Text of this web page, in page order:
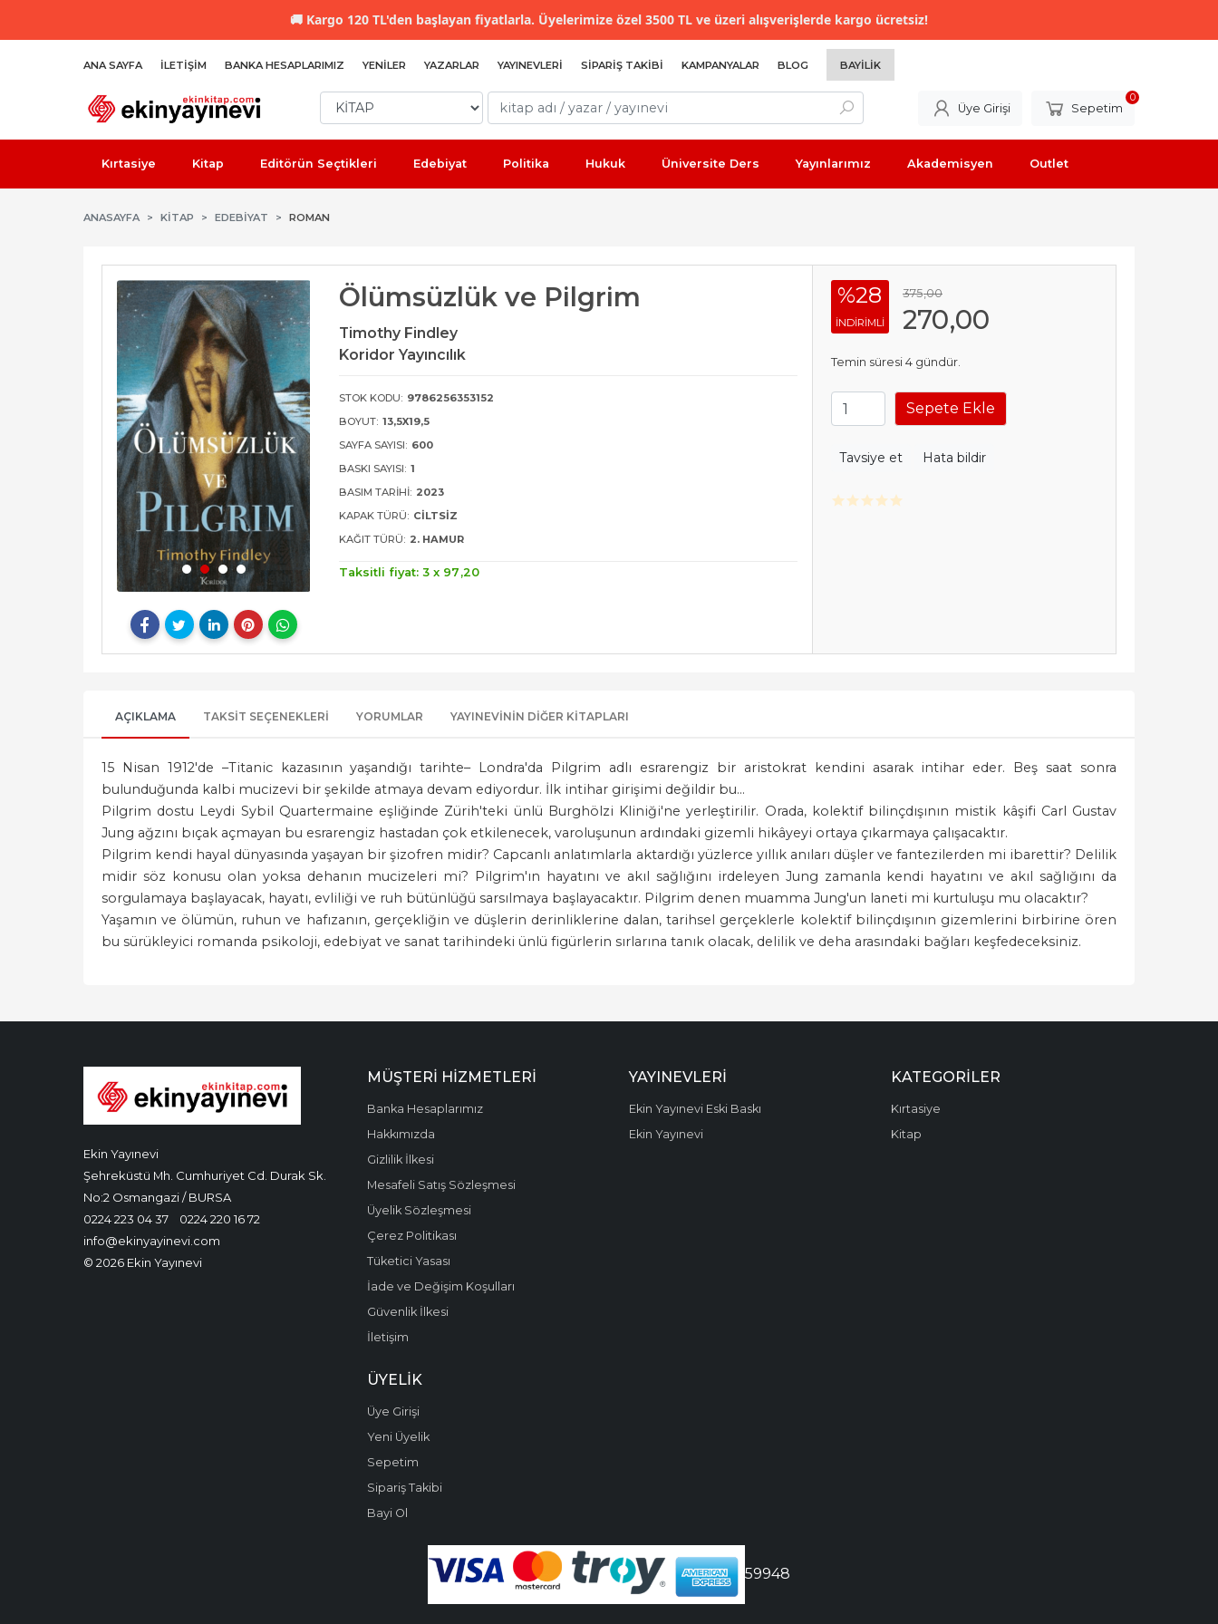
🚚 Kargo 120 TL'den başlayan fiyatlarla. Üyelerimize özel 3500 TL ve üzeri alışverişlerde kargo ücretsiz!
ANA SAYFA İLETIŞIM BANKA HESAPLARIMIZ YENILER YAZARLAR YAYINEVLERI SIPARIŞ TAKIBI KAMPANYALAR BLOG BAYILIK
Üye Girişi Sepetim
0
Kırtasiye Kitap Editörün Seçtikleri Edebiyat Politika Hukuk Üniversite Ders Yayınlarımız Akademisyen Outlet
ANASAYFA KİTAP EDEBIYAT ROMAN
Ölümsüzlük ve Pilgrim
Timothy Findley
Koridor Yayıncılık
STOK KODU: 9786256353152
BOYUT: 13,5X19,5
SAYFA SAYISI: 600
BASKI SAYISI: 1
BASIM TARIHI: 2023
KAPAK TÜRÜ: CILTSIZ
KAĞIT TÜRÜ: 2. HAMUR
Taksitli fiyat: 3 x 97 ,20
%28
INDIRIMLI
375,00
270,00
Temin süresi 4 gündür.
Sepete Ekle
Tavsiye et Hata bildir
AÇIKLAMA TAKSIT SEÇENEKLERI YORUMLAR YAYINEVININ DIĞER KITAPLARI
15 Nisan 1912'de –Titanic kazasının yaşandığı tarihte– Londra'da Pilgrim adlı esrarengiz bir aristokrat kendini asarak intihar eder. Beş saat sonra
bulunduğunda kalbi mucizevi bir şekilde atmaya devam ediyordur. İlk intihar girişimi değildir bu...
Pilgrim dostu Leydi Sybil Quartermaine eşliğinde Zürih'teki ünlü Burghölzi Kliniği'ne yerleştirilir. Orada, kolektif bilinçdışının mistik kâşifi Carl Gustav
Jung ağzını bıçak açmayan bu esrarengiz hastadan çok etkilenecek, varoluşunun ardındaki gizemli hikâyeyi ortaya çıkarmaya çalışacaktır.
Pilgrim kendi hayal dünyasında yaşayan bir şizofren midir? Capcanlı anlatımlarla aktardığı yüzlerce yıllık anıları düşler ve fantezilerden mi ibarettir? Delilik
midir söz konusu olan yoksa dehanın mucizeleri mi? Pilgrim'ın hayatını ve akıl sağlığını irdeleyen Jung zamanla kendi hayatını ve akıl sağlığını da
sorgulamaya başlayacak, hayatı, evliliği ve ruh bütünlüğü sarsılmaya başlayacaktır. Pilgrim denen muamma Jung'un laneti mi kurtuluşu mu olacaktır?
Yaşamın ve ölümün, ruhun ve hafızanın, gerçekliğin ve düşlerin derinliklerine dalan, tarihsel gerçeklerle kolektif bilinçdışının gizemlerini birbirine ören
bu sürükleyici romanda psikoloji, edebiyat ve sanat tarihindeki ünlü figürlerin sırlarına tanık olacak, delilik ve deha arasındaki bağları keşfedeceksiniz.
Ekin Yayınevi
Şehreküstü Mh. Cumhuriyet Cd. Durak Sk.
No:2 Osmangazi / BURSA
0224 223 04 37
0224 220 16 72
info@ekinyayinevi.com
© 2026 Ekin Yayınevi
MÜŞTERI HIZMETLERI
Banka Hesaplarımız
Hakkımızda
Gizlilik İlkesi
Mesafeli Satış Sözleşmesi
Üyelik Sözleşmesi
Çerez Politikası
Tüketici Yasası
İade ve Değişim Koşulları
Güvenlik İlkesi
İletişim
YAYINEVLERI
Ekin Yayınevi Eski Baskı
Ekin Yayınevi
KATEGORILER
Kırtasiye
Kitap
ÜYELIK
Üye Girişi
Yeni Üyelik
Sepetim
Sipariş Takibi
Bayi Ol
59948